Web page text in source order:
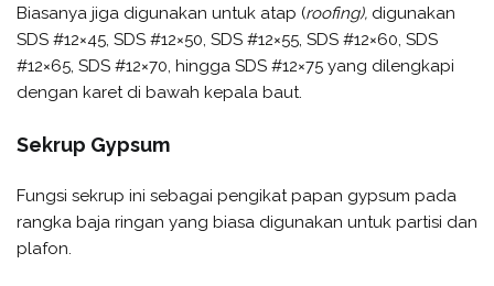
Biasanya jiga digunakan untuk atap (roofing), digunakan
SDS #12×45, SDS #12×50, SDS #12×55, SDS #12×60, SDS
#12×65, SDS #12×70, hingga SDS #12×75 yang dilengkapi
dengan karet di bawah kepala baut.
Sekrup Gypsum
Fungsi sekrup ini sebagai pengikat papan gypsum pada
rangka baja ringan yang biasa digunakan untuk partisi dan
plafon.